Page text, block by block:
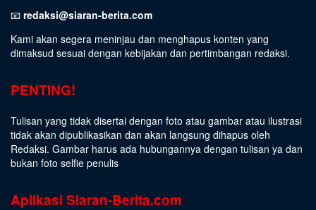
📧 redaksi@siaran-berita.com
Kami akan segera meninjau dan menghapus konten yang
dimaksud sesuai dengan kebijakan dan pertimbangan redaksi.
PENTING!
Tulisan yang tidak disertai dengan foto atau gambar atau ilustrasi
tidak akan dipublikasikan dan akan langsung dihapus oleh
Redaksi. Gambar harus ada hubungannya dengan tulisan ya dan
bukan foto selfie penulis
Aplikasi Siaran-Berita.com